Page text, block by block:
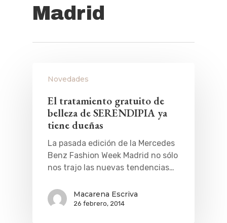
Madrid
Novedades
El tratamiento gratuito de
belleza de SERENDIPIA ya
tiene dueñas
La pasada edición de la Mercedes
Benz Fashion Week Madrid no sólo
nos trajo las nuevas tendencias…
Macarena Escriva
26 febrero, 2014